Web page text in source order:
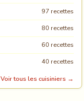
97 recettes
80 recettes
60 recettes
40 recettes
Voir tous les cuisiniers →